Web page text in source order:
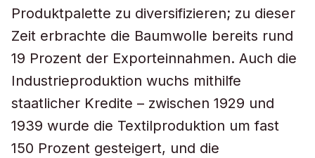
Produktpalette zu diversifizieren; zu dieser
Zeit erbrachte die Baumwolle bereits rund
19 Prozent der Exporteinnahmen. Auch die
Industrieproduktion wuchs mithilfe
staatlicher Kredite – zwischen 1929 und
1939 wurde die Textilproduktion um fast
150 Prozent gesteigert, und die